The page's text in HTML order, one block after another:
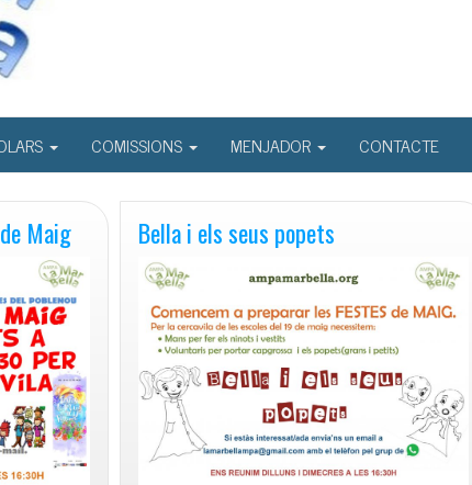
COMISSIONS MENJADOR CONTACTE
Maig Bella i els seus popets